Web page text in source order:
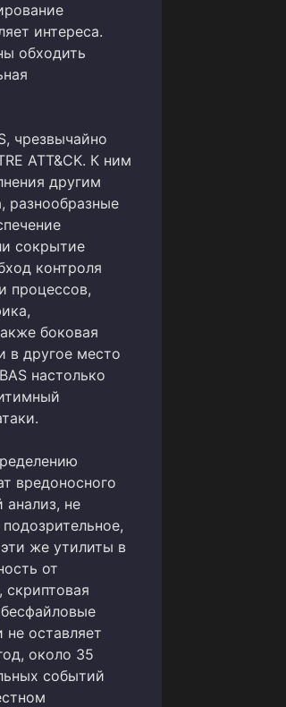
интереса.
обходить
чрезвычайно
ATT&CK. К ним
другим
разнообразные
сокрытие
контроля
процессов,
боковая
в другое место
настолько
вредоносного
анализ, не
же утилиты в
от
оставляет
около 35
событий